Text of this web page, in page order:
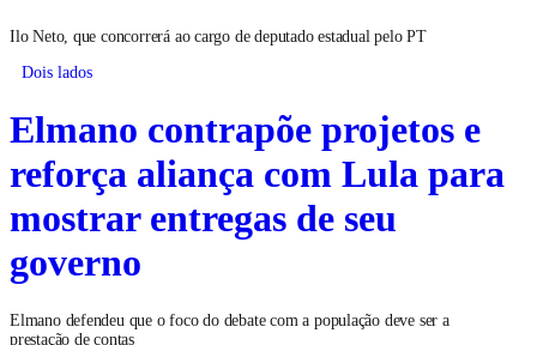
Ilo Neto, que concorrerá ao cargo de deputado estadual pelo PT
Dois lados
Elmano contrapõe projetos e
reforça aliança com Lula para
mostrar entregas de seu
governo
Elmano defendeu que o foco do debate com a população deve ser a
prestação de contas